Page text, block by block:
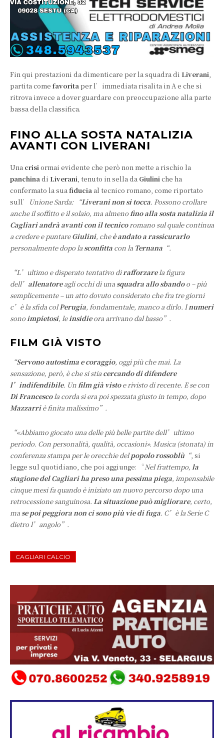
Fin qui prestazioni da dimenticare per la squadra di Liverani
partita come favorita per l’immediata risalita in A e che si
ritrova invece a dover guardare con preoccupazione alla parte
bassa della classifica.
FINO ALLA SOSTA NATALIZIA
AVANTI CON LIVERANI
Una crisi ormai evidente che però non mette a rischio la
panchina di Liverani , tenuto in sella da Giulini che ha
confermato la sua fiducia al tecnico romano, come riportato
sull’
Unione Sarda: “Liverani non si tocca. Possono crollare
anche il soffitto e il solaio, ma almeno fino alla sosta natalizia il
Cagliari andrà avanti con il tecnicoromano sul quale continua
a credere e puntareGiulini, cheè andato a rassicurarlo
personalmente dopo la sconfitta con la Ternana “.
“L’ultimo e disperato tentativo dirafforzare la figura
dell’ allenatoreagli occhi di una squadra allo sbandoo – più
semplicemente – un atto dovuto considerato che fra tre giorni
c’è la sfida colPerugia, fondamentale, manco a dirlo. Inumeri
sono impietosi, leinsidieora arrivano dal basso”.
FILM GIÀ VISTO
“Servono autostima e coraggio, oggi più che mai. La
sensazione, però, è che si stia cercando di difendere
l’indifendibile. Un film già vistoe rivisto di recente. E se con
Di Francescola corda si era poi spezzata giusto in tempo, dopo
Mazzarriè finita malissimo”.
“«Abbiamo giocato una delle più belle partite dell’ultimo
periodo. Con personalità, qualità, occasioni». Musica (stonata) in
conferenza stampa per le orecchie delpopolo rossoblù“, si
legge sul quotidiano, che poi aggiunge: “Nel frattempo, la
stagione del Cagliari ha preso una pessima piega, impensabile
cinque mesi fa quando è iniziato un nuovo percorso dopo una
retrocessione sanguinosa. La situazione può migliorare, certo,
ma se poi peggiora non ci sono più vie di fuga. C’è la Serie C
dietro l’angolo”.
CAGLIARI CALCIO